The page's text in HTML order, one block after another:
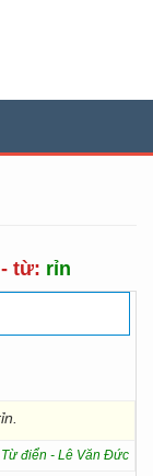
từ: rỉn
điển - Lê Văn Đức